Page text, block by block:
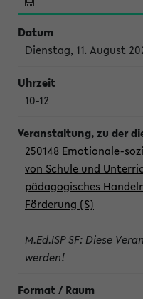
Dienstag, 11. August
10-12
250148 Emotionale-
von Schule und
pädagogisches
Förderung (S)
M.Ed.ISP SF: Diese
werden!